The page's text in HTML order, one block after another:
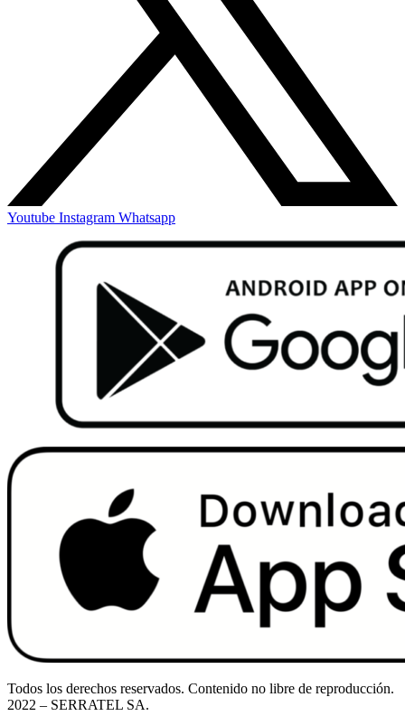
Youtube Instagram Whatsapp
Todos los derechos reservados. Contenido no libre de reproducción.
2022 – SERRATEL SA.